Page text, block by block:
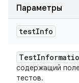
Параметры
testInfo
Test
содержащий
тестов.